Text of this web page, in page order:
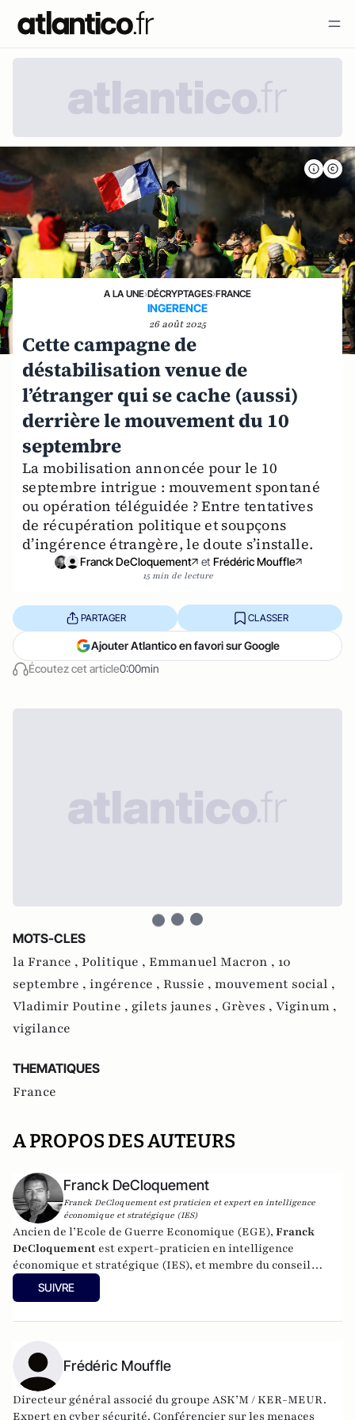
A LA UNE›DÉCRYPTAGES›FRANCE
INGERENCE
26 août 2025
Cette campagne de
déstabilisation venue de
l’étranger qui se cache (aussi)
derrière le mouvement du 10
septembre
La mobilisation annoncée pour le 10
septembre intrigue : mouvement spontané
ou opération téléguidée ? Entre tentatives
de récupération politique et soupçons
d’ingérence étrangère, le doute s’installe.
Franck DeCloquement et Frédéric Mouffle
15 min de lecture
Écoutez cet article0:00min
PARTAGER CLASSER
Ajouter Atlantico en favori sur Google
MOTS-CLES
la France , Politique , Emmanuel Macron , 10
septembre , ingérence , Russie , mouvement social ,
Vladimir Poutine , gilets jaunes , Grèves , Viginum ,
vigilance
THEMATIQUES
France
A PROPOS DES AUTEURS
Franck DeCloquement
Franck DeCloquement est praticien et expert en intelligence
économique et stratégique (IES)
Ancien de l’Ecole de Guerre Economique (EGE), Franck
DeCloquement est expert-praticien en intelligence
économique et stratégique (IES), et membre du conseil
scientifique de l’Institut d’Études de Géopolitique
Appliquée - EGA. Il intervient comme conseil en appui aux
Cercle K2, il est aussi spécialiste des problématiques ayant
trait à l'impact des nouvelles technologies et du cyber, sur
les écosystèmes économique et sociaux. Mais également, sur
la prégnance des conflits géoéconomiques et des ingérences
SUIVRE
Frédéric Mouffle
Directeur général associé du groupe ASK’M / KER-MEUR.
Expert en cyber sécurité. Conférencier sur les menaces